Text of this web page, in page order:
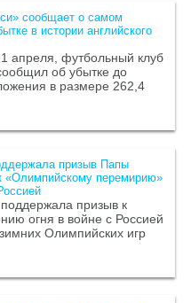
сообщает о самом
в истории английского
апреля, футбольный клуб
об убытке до
в размере 262,4
призыв Папы
«Олимпийскому перемирию»
призыв к
огня в войне с Россией
Олимпийских игр